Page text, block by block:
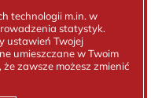
technologii m.in. w
statystyk.
ustawień Twojej
umieszczane w Twoim
zawsze możesz zmienić